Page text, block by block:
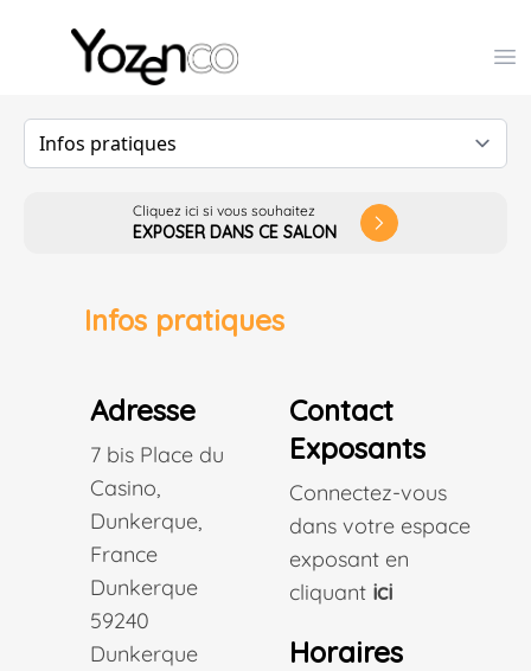
Yozenco - Organisateur de Salons, Evénements et
Cliquez ici si vous souhaitez
EXPOSER DANS CE SALON arrow_forward_ios
Infos pratiques
Adresse
7 bis Place du
Casino,
Dunkerque,
France
Dunkerque
59240
Dunkerque
Contact
Exposants
Connectez-vous
dans votre espace
exposant en
cliquant ici
Horaires